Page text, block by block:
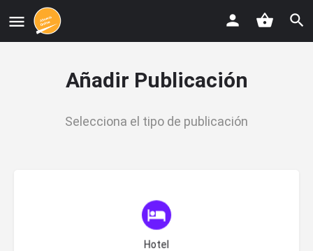
Añadir Publicación
Selecciona el tipo de publicación
Hotel
Escoge la Categoría